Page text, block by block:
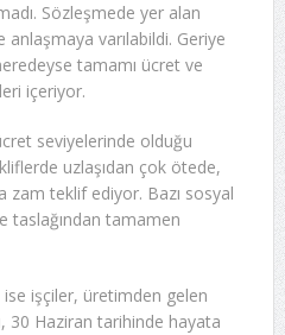
Sözleşmede yer alan
anlaşmaya varılabildi. Geriye
tamamı ücret ve
içeriyor.
seviyelerinde olduğu
uzlaşıdan çok ötede,
zam teklif ediyor. Bazı sosyal
taslağından tamamen
ise işçiler, üretimden gelen
30 Haziran tarihinde hayata